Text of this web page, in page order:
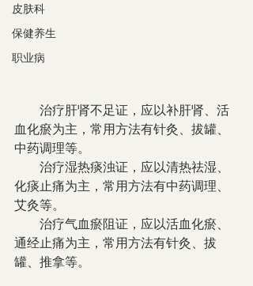
皮肤科
保健养生
职业病
治疗肝肾不足证，应以补肝肾、活
血化瘀为主，常用方法有针灸、拔罐、
中药调理等。
治疗湿热痰浊证，应以清热祛湿、
化痰止痛为主，常用方法有中药调理、
艾灸等。
治疗气血瘀阻证，应以活血化瘀、
通经止痛为主，常用方法有针灸、拔
罐、推拿等。